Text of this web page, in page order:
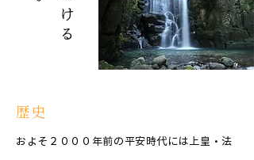
およそ２０００年前の平安時代には上皇・法
歴史